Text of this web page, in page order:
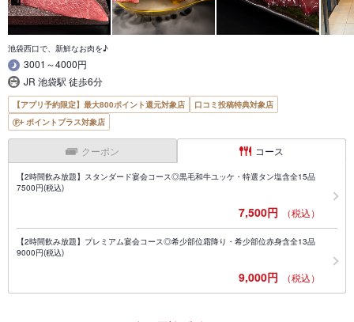
池袋西口で、新鮮なお肉を♪
3001～4000円
JR 池袋駅 徒歩6分
【アプリ予約限定】最大800ポイント還元対象店
口コミ投稿特典対象店
ポイントプラス対象店
クーポン コース
【2時間飲み放題】スタンダード宴会コース◎黒毛和牛ユッケ・特選タン塩含全15品
7500円(税込)
7,500円 （税込）
【2時間飲み放題】プレミアム宴会コース◎希少部位霜降り・希少部位赤身含全13品
9000円(税込)
9,000円 （税込）